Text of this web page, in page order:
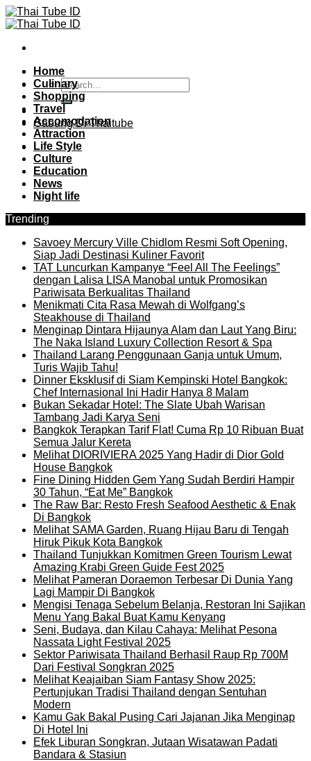
Skip
to
Gabung Di Thaitube
Home
Culinary
Shopping
Travel
Accomodation
Attraction
Life Style
Culture
Education
News
Night life
Trending
Savoey Mercury Ville Chidlom Resmi Soft Opening,
Siap Jadi Destinasi Kuliner Favorit
TAT Luncurkan Kampanye “Feel All The Feelings”
dengan Lalisa LISA Manobal untuk Promosikan
Pariwisata Berkualitas Thailand
Menikmati Cita Rasa Mewah di Wolfgang’s
Steakhouse di Thailand
Menginap Dintara Hijaunya Alam dan Laut Yang Biru:
The Naka Island Luxury Collection Resort & Spa
Thailand Larang Penggunaan Ganja untuk Umum,
Turis Wajib Tahu!
Dinner Eksklusif di Siam Kempinski Hotel Bangkok:
Chef Internasional Ini Hadir Hanya 8 Malam
Bukan Sekadar Hotel: The Slate Ubah Warisan
Tambang Jadi Karya Seni
Bangkok Terapkan Tarif Flat! Cuma Rp 10 Ribuan Buat
Semua Jalur Kereta
Melihat DIORIVIERA 2025 Yang Hadir di Dior Gold
House Bangkok
Fine Dining Hidden Gem Yang Sudah Berdiri Hampir
30 Tahun, “Eat Me” Bangkok
The Raw Bar: Resto Fresh Seafood Aesthetic & Enak
Di Bangkok
Melihat SAMA Garden, Ruang Hijau Baru di Tengah
Hiruk Pikuk Kota Bangkok
Thailand Tunjukkan Komitmen Green Tourism Lewat
Amazing Krabi Green Guide Fest 2025
Melihat Pameran Doraemon Terbesar Di Dunia Yang
Lagi Mampir Di Bangkok
Mengisi Tenaga Sebelum Belanja, Restoran Ini Sajikan
Menu Yang Bakal Buat Kamu Kenyang
Seni, Budaya, dan Kilau Cahaya: Melihat Pesona
Nassata Light Festival 2025
Sektor Pariwisata Thailand Berhasil Raup Rp 700M
Dari Festival Songkran 2025
Melihat Keajaiban Siam Fantasy Show 2025:
Pertunjukan Tradisi Thailand dengan Sentuhan
Modern
Kamu Gak Bakal Pusing Cari Jajanan Jika Menginap
Di Hotel Ini
Efek Liburan Songkran, Jutaan Wisatawan Padati
Bandara & Stasiun